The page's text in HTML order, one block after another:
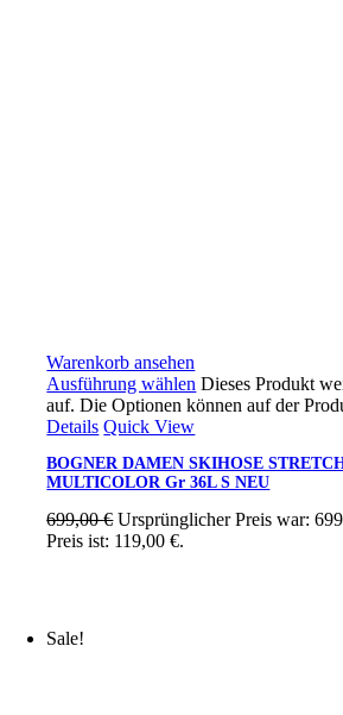
Warenkorb ansehen
Ausführung wählen Dieses Produkt
auf. Die Optionen können auf der
Details Quick View
BOGNER DAMEN SKIHOSE
MULTICOLOR Gr 36L S NEU
699,00€ Ursprünglicher Preis war:
Preis ist: 119,00 €.
Sale!